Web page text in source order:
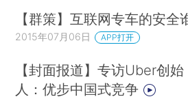
【群策】互联网专车的安全
2015年07月06日 APP打开
【封面报道】专访Uber创始
人：优步中国式竞争